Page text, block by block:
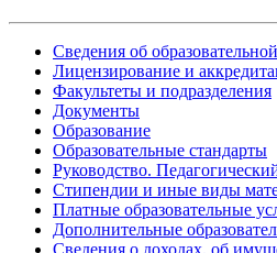
Сведения об
Лицензирование и
Факультеты и подразделения
Документы
Образование
Образовательные стандарты
Руководство.
Стипендии и иные виды
Платные образовательные
Дополнительные